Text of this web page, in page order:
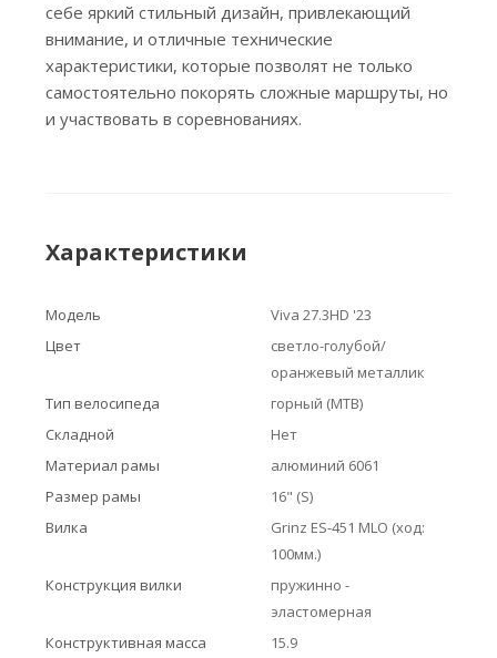
себе яркий стильный дизайн, привлекающий
внимание, и отличные технические
характеристики, которые позволят не только
самостоятельно покорять сложные маршруты, но
и участвовать в соревнованиях.
Характеристики
Модель
Viva 27.3HD '23
Цвет
светло-голубой/
оранжевый металлик
Тип велосипеда
горный (MTB)
Складной
Нет
Материал рамы
алюминий 6061
Размер рамы
16" (S)
Вилка
Grinz ES-451 MLO (ход:
100мм.)
Конструкция вилки
пружинно -
эластомерная
Конструктивная масса
15.9